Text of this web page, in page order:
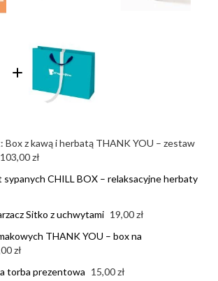
Box z kawą i herbatą THANK YOU – zestaw
103,00 zł
CHILL BOX – relaksacyjne herbaty
Sitko z uchwytami 19,00 zł
THANK YOU – box na
zł
torba prezentowa 15,00 zł